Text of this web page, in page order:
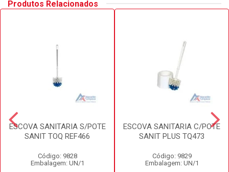
Produtos Relacionados
ESCOVA SANITARIA S/POTE
SANIT TOQ REF466
Código: 9828
Embalagem: UN/1
ESCOVA SANITARIA C/POTE
SANIT PLUS TQ473
Código: 9829
Embalagem: UN/1